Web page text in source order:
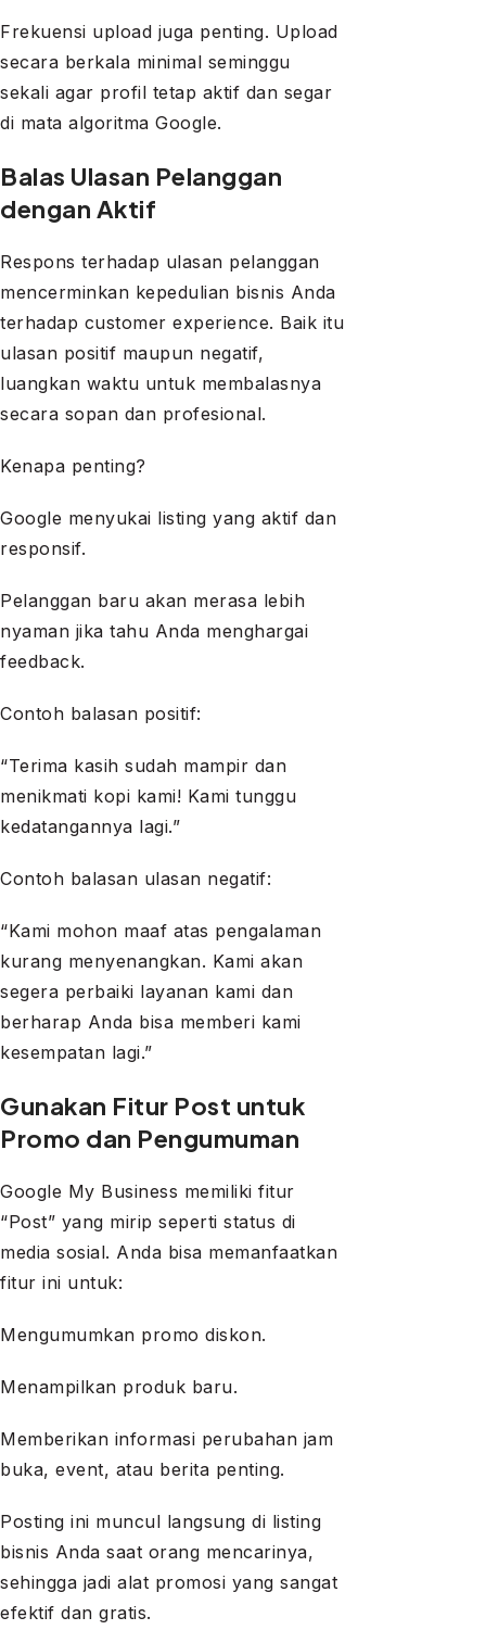
Frekuensi upload juga penting. Upload
secara berkala minimal seminggu
sekali agar profil tetap aktif dan segar
di mata algoritma Google.
Balas Ulasan Pelanggan
dengan Aktif
Respons terhadap ulasan pelanggan
mencerminkan kepedulian bisnis Anda
terhadap customer experience. Baik itu
ulasan positif maupun negatif,
luangkan waktu untuk membalasnya
secara sopan dan profesional.
Kenapa penting?
Google menyukai listing yang aktif dan
responsif.
Pelanggan baru akan merasa lebih
nyaman jika tahu Anda menghargai
feedback.
Contoh balasan positif:
“Terima kasih sudah mampir dan
menikmati kopi kami! Kami tunggu
kedatangannya lagi.”
Contoh balasan ulasan negatif:
“Kami mohon maaf atas pengalaman
kurang menyenangkan. Kami akan
segera perbaiki layanan kami dan
berharap Anda bisa memberi kami
kesempatan lagi.”
Gunakan Fitur Post untuk
Promo dan Pengumuman
Google My Business memiliki fitur
“Post” yang mirip seperti status di
media sosial. Anda bisa memanfaatkan
fitur ini untuk:
Mengumumkan promo diskon.
Menampilkan produk baru.
Memberikan informasi perubahan jam
buka, event, atau berita penting.
Posting ini muncul langsung di listing
bisnis Anda saat orang mencarinya,
sehingga jadi alat promosi yang sangat
efektif dan gratis.